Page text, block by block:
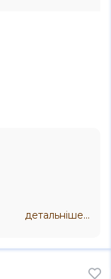
детальніше...